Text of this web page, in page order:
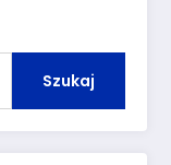
Szukaj